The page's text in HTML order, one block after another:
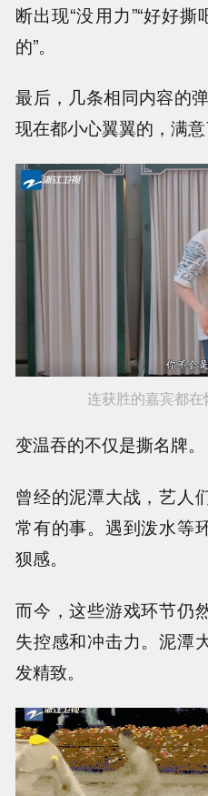
断出现“没用力”“好好
的”。
最后，几条相同内容的
现在都小心翼翼的，满意
连获胜的嘉宾都
变温吞的不仅是撕名牌。
曾经的泥潭大战，艺人
常有的事。遇到泼水等
狈感。
而今，这些游戏环节仍
失控感和冲击力。泥潭
发精致。